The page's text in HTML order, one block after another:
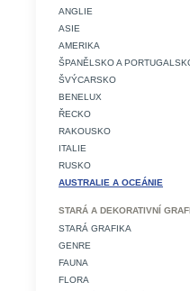
ANGLIE
ASIE
AMERIKA
ŠPANĚLSKO A
ŠVÝCARSKO
BENELUX
ŘECKO
RAKOUSKO
ITALIE
RUSKO
AUSTRALIE A OCEÁNIE
STARÁ A DEKORATIVNÍ
STARÁ GRAFIKA
GENRE
FAUNA
FLORA